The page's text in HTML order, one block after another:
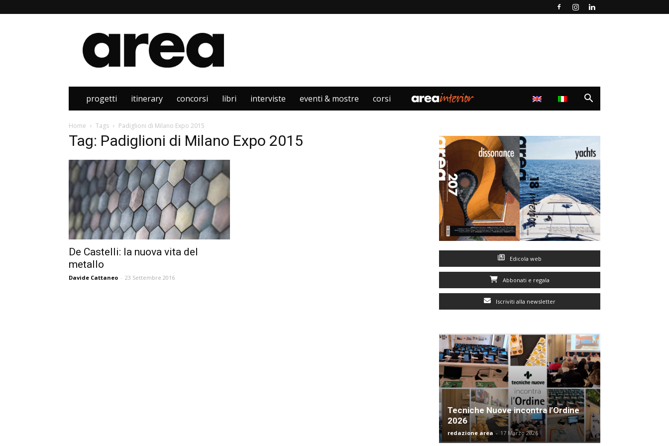
Area
progetti itinerary concorsi libri interviste eventi & mostre corsi
Home Tags Padiglioni di Milano Expo 2015
Tag: Padiglioni di Milano Expo 2015
De Castelli: la nuova vita del
metallo
Davide Cattaneo - 23 Settembre 2016
Edicola web
Abbonati e regala
Iscriviti alla newsletter
Tecniche Nuove incontra l’Ordine
2026
redazione area - 17 Marzo 2026